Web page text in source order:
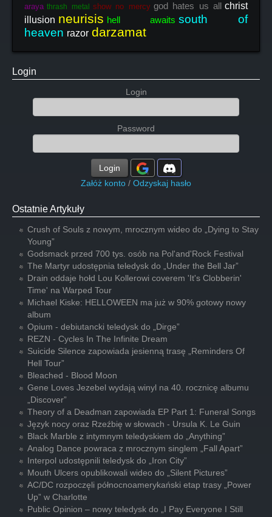
araya thrash metal show no mercy god hates us all christ
illusion neurisis hell awaits south of
heaven razor darzamat
Login
Login
Password
Login
Załóż konto / Odzyskaj hasło
Ostatnie Artykuły
Crush of Souls z nowym, mrocznym wideo do „Dying to Stay
Young”
Godsmack przed 700 tys. osób na Pol'and'Rock Festival
The Martyr udostępnia teledysk do „Under the Bell Jar”
Drain oddaje hołd Lou Kollerowi coverem 'It's Clobberin'
Time' na Warped Tour
Michael Kiske: HELLOWEEN ma już w 90% gotowy nowy
album
Opium - debiutancki teledysk do „Dirge”
REZN - Cycles In The Infinite Dream
Suicide Silence zapowiada jesienną trasę „Reminders Of
Hell Tour”
Bleached - Blood Moon
Gene Loves Jezebel wydają winyl na 40. rocznicę albumu
„Discover”
Theory of a Deadman zapowiada EP Part 1: Funeral Songs
Język nocy oraz Rzeźbię w słowach - Ursula K. Le Guin
Black Marble z intymnym teledyskiem do „Anything”
Analog Dance powraca z mrocznym singlem „Fall Apart”
Interpol udostępnili teledysk do „Iron City”
Mouth Ulcers opublikowali wideo do „Silent Pictures”
AC/DC rozpoczęli północnoamerykański etap trasy „Power
Up” w Charlotte
Public Opinion – nowy teledysk do „I Pay Everyone I Still